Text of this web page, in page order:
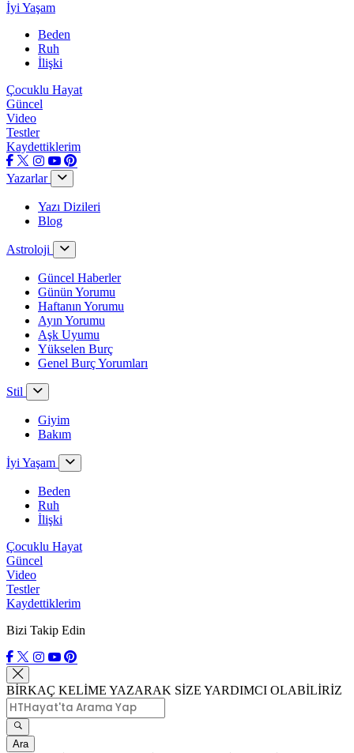
İyi Yaşam
Beden
Ruh
İlişki
Çocuklu Hayat
Güncel
Video
Testler
Kaydettiklerim
Yazarlar
Yazı Dizileri
Blog
Astroloji
Güncel Haberler
Günün Yorumu
Haftanın Yorumu
Ayın Yorumu
Aşk Uyumu
Yükselen Burç
Genel Burç Yorumları
Stil
Giyim
Bakım
İyi Yaşam
Beden
Ruh
İlişki
Çocuklu Hayat
Güncel
Video
Testler
Kaydettiklerim
Bizi Takip Edin
BİRKAÇ KELİME YAZARAK SİZE YARDIMCI OLABİLİRİZ
Ara